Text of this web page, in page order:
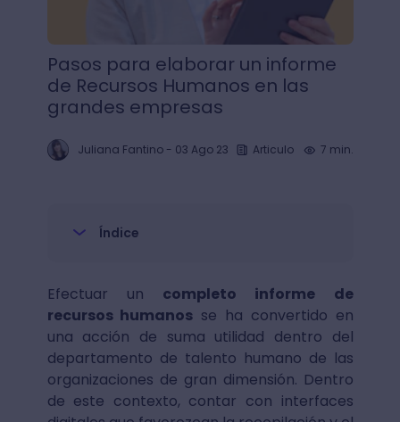
Pasos para elaborar un informe
de Recursos Humanos en las
grandes empresas
Juliana Fantino- 03 Ago 23 Articulo 7 min.
Índice
Efectuar un completo informe de
recursos humanos se ha convertido en
una acción de suma utilidad dentro del
departamento de talento humano de las
organizaciones de gran dimensión. Dentro
de este contexto, contar con interfaces